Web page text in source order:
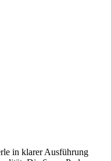
in klarer Ausführung